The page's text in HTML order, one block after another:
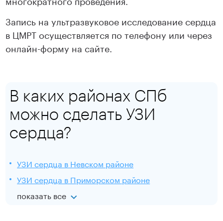
Запись на ультразвуковое исследование сердца
в ЦМРТ осуществляется по телефону или через
онлайн-форму на сайте.
В каких районах СПб
можно сделать УЗИ
сердца?
УЗИ сердца в Невском районе
УЗИ сердца в Приморском районе
показать все